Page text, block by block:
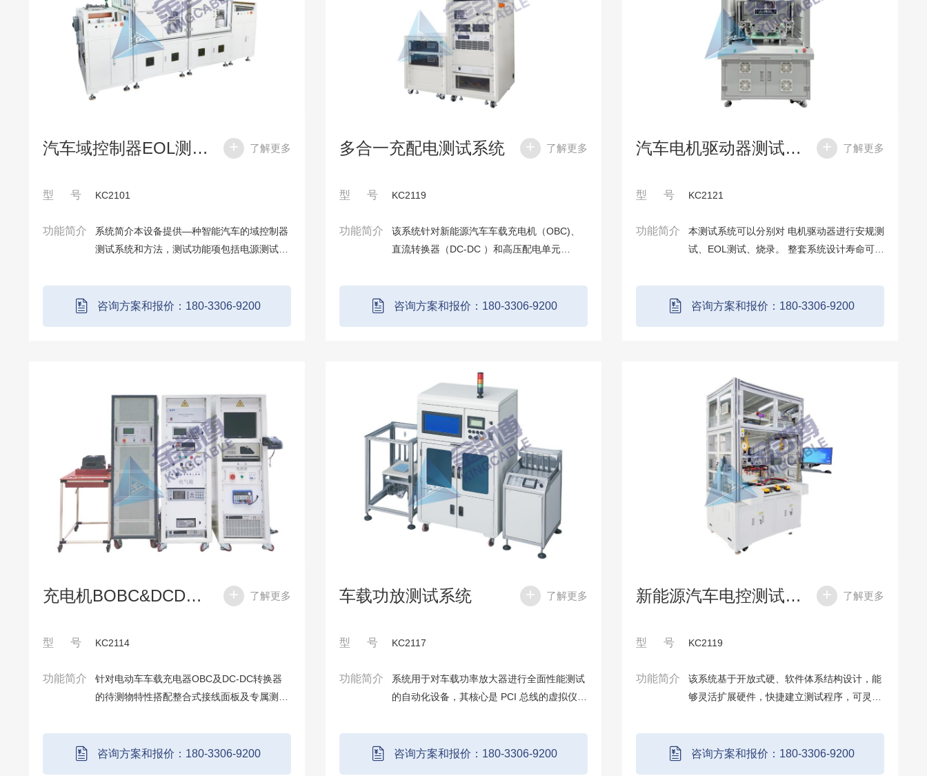
汽车域控制器EOL测试系统 了解更多
型 号 KC2101
功能简介
系统简介本设备提供―种智能汽车的域控制器
测试系统和方法，测试功能项包括电源测试、
醒测试、开关检测、高低边驱动测试、继电器
驱动测试、碰撞检测、钥匙检测等内容，设备
咨询方案和报价：180-3306-9200
多合一充配电测试系统 了解更多
型 号 KC2119
功能简介
该系统针对新能源汽车车载充电机（OBC)、
直流转换器（DC-DC ）和高压配电单元
用于验证三合一总成的功能、性能和安全性，
可单独测试亦可多功能一起测试，确保其在整
咨询方案和报价：180-3306-9200
汽车电机驱动器测试系统 了解更多
型 号 KC2121
功能简介
本测试系统可以分别对 电机驱动器进行安规测
试、EOL测试、烧录。 整套系统设计寿命可连
脑直接控制完成，无需人为操作仪器，达到安
全、易用、精确、高效的效果。
咨询方案和报价：180-3306-9200
充电机BOBC&DCDC测试系统 了解更多
型 号 KC2114
功能简介
针对电动车车载充电器OBC及DC-DC转换器
的待测物特性搭配整合式接线面板及专属测试
目，以大幅缩短测试时间。
咨询方案和报价：180-3306-9200
车载功放测试系统 了解更多
型 号 KC2117
功能简介
系统用于对车载功率放大器进行全面性能测试
的自动化设备，其核心是 PCI 总线的虚拟仪器
研发 IO 模块和数据采集卡，利用虚拟仪器技
术对相关功能（音频、视频、电信号功能）
咨询方案和报价：180-3306-9200
新能源汽车电控测试系统 了解更多
型 号 KC2119
功能简介
该系统基于开放式硬、软件体系结构设计，能
够灵活扩展硬件，快捷建立测试程序，可灵活
测试项目，极大地提高了系统的易用性，尽最
大可能地为用户提供通用、灵活、规范的电
咨询方案和报价：180-3306-9200